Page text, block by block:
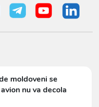
moldoveni se
nu va decola